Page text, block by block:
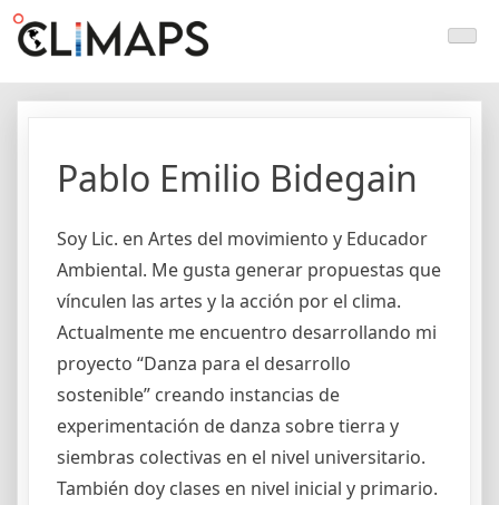
Skip
Climaps.org
Mapas de acción climática en Latinoamérica y el caribe
Pablo Emilio Bidegain
Soy Lic. en Artes del movimiento y Educador
Ambiental. Me gusta generar propuestas que
vínculen las artes y la acción por el clima.
Actualmente me encuentro desarrollando mi
proyecto “Danza para el desarrollo
sostenible” creando instancias de
experimentación de danza sobre tierra y
siembras colectivas en el nivel universitario.
También doy clases en nivel inicial y primario.